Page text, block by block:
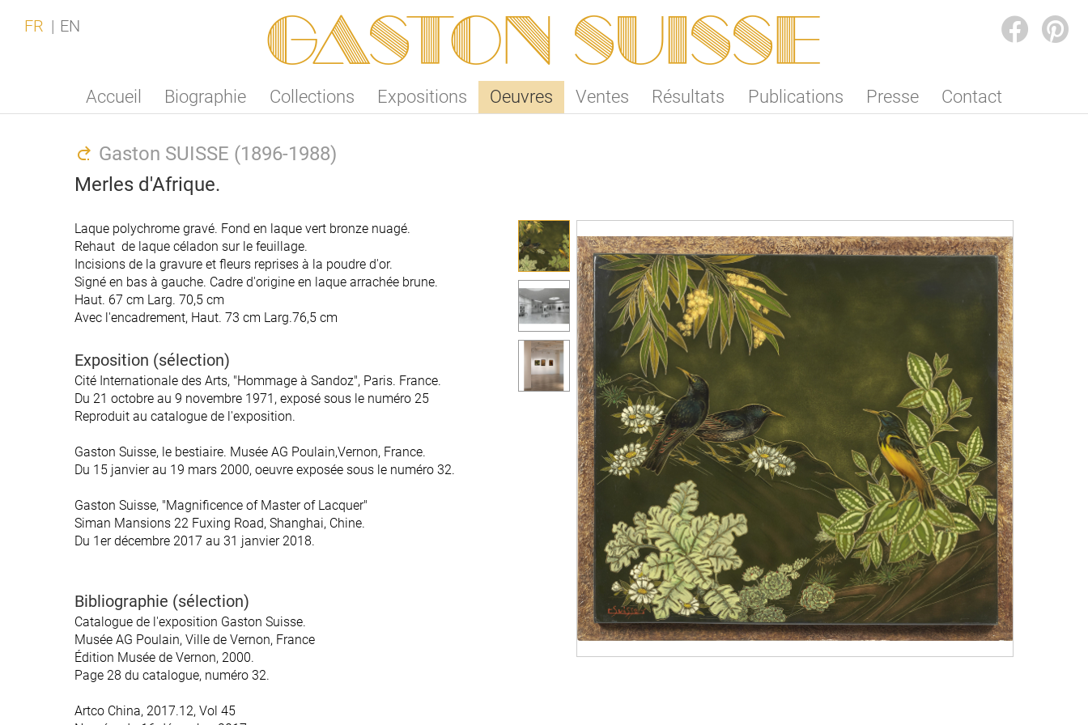
Gaston SUISSE
Accueil Biographie Collections Expositions Oeuvres Ventes Résultats Publications Presse Contact
FR EN
Gaston SUISSE (1896-1988)
Merles d'Afrique.
Laque polychrome gravé. Fond en laque vert bronze nuagé.
Rehaut de laque céladon sur le feuillage.
Incisions de la gravure et fleurs reprises à la poudre d'or.
Signé en bas à gauche. Cadre d'origine en laque arrachée brune.
Haut. 67 cm Larg. 70,5 cm
Avec l'encadrement, Haut. 73 cm Larg.76,5 cm
Exposition (sélection)
Cité Internationale des Arts, "Hommage à Sandoz", Paris. France.
Du 21 octobre au 9 novembre 1971, exposé sous le numéro 25
Reproduit au catalogue de l'exposition.
Gaston Suisse, le bestiaire. Musée AG Poulain,Vernon, France.
Du 15 janvier au 19 mars 2000, oeuvre exposée sous le numéro 32.
Gaston Suisse, "Magnificence of Master of Lacquer"
Siman Mansions 22 Fuxing Road, Shanghai, Chine.
Du 1er décembre 2017 au 31 janvier 2018.
Bibliographie (sélection)
Catalogue de l'exposition Gaston Suisse.
Musée AG Poulain, Ville de Vernon, France
Édition Musée de Vernon, 2000.
Page 28 du catalogue, numéro 32.
Artco China, 2017.12, Vol 45